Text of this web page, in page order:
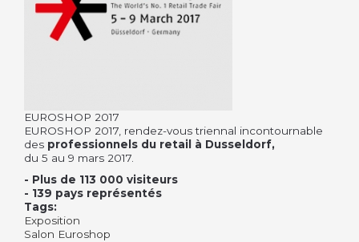
EUROSHOP 2017
EUROSHOP 2017, rendez-vous triennal incontournable
des professionnels du retail à Dusseldorf,
du 5 au 9 mars 2017.
- Plus de 113 000 visiteurs
- 139 pays représentés
Tags:
Exposition
Salon Euroshop